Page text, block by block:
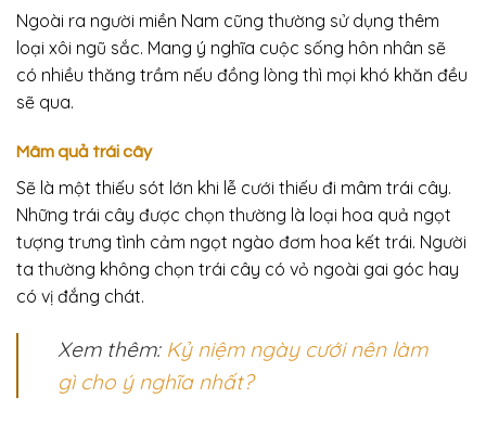
Ngoài ra người miền Nam cũng thường sử dụng thêm
loại xôi ngũ sắc. Mang ý nghĩa cuộc sống hôn nhân sẽ
có nhiều thăng trầm nếu đồng lòng thì mọi khó khăn đều
sẽ qua.
Mâm quả trái cây
Sẽ là một thiếu sót lớn khi lễ cưới thiếu đi mâm trái cây.
Những trái cây được chọn thường là loại hoa quả ngọt
tượng trưng tình cảm ngọt ngào đơm hoa kết trái. Người
ta thường không chọn trái cây có vỏ ngoài gai góc hay
có vị đắng chát.
Xem thêm: Kỷ niệm ngày cưới nên làm
gì cho ý nghĩa nhất?